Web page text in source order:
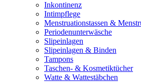
Inkontinenz
Intimpflege
Menstruationstassen &
Periodenunterwäsche
Slipeinlagen
Slipeinlagen & Binden
Tampons
Taschen- & Kosmetiktücher
Watte & Wattestäbchen